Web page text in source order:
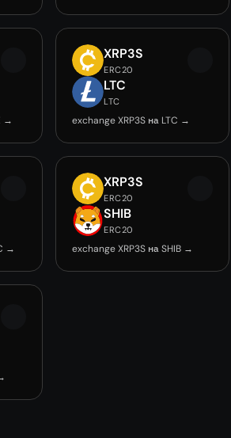
→
XRP3S
ERC20
LTC
LTC
exchange XRP3S на LTC →
→
XRP3S
ERC20
SHIB
ERC20
exchange XRP3S на SHIB →